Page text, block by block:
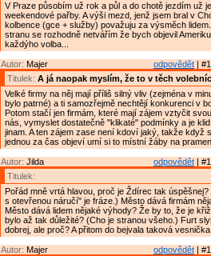
V Praze působím už rok a půl a do chotě jezdím už
weekendové pařby. A výši mezd, jenž jsem bral v
kolbence (gce + služby) považuju za výsměch
stranu se rozhodně netvářím že bych objevil
každýho volba...
odpovědět |
Autor: Majer
Titulek: A já naopak myslím, že to v těch
Velké firmy na něj mají příliš silný vliv (zejména v
bylo patrné) a ti samozřejmě nechtějí konkurenci v
Potom stačí jen firmám, které mají zájem vztyčit
nás, vymyslet dostatečně "klikaté" podmínky a je
jinam. A ten zájem zase není kdoví jaký, takže když
jednou za čas objeví umí si to místní žáby na
odpovědět |
Autor: Jilda
Titulek:
Pořád mně vrtá hlavou, proč je Ždírec tak
s otevřenou náručí" je fráze.) Město dává firmám
Město dává lidem nějaké výhody? Že by to, že je
bylo až tak důležité? (Cho je stranou všeho.) Furt
dobrej, ale proč? A přitom do bejvala taková
odpovědět |
Autor: Majer